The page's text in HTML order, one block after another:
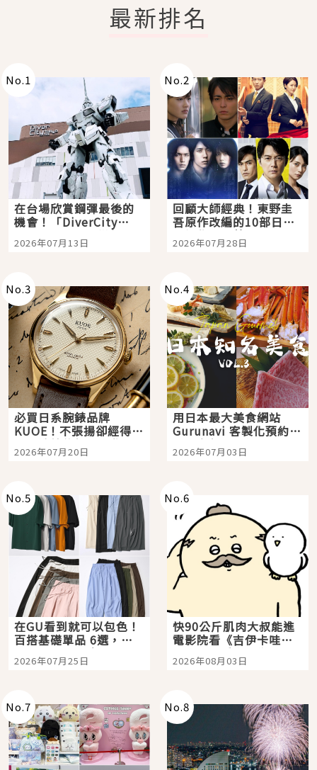
最新排名
No.1
在台場欣賞鋼彈最後的
機會！「DiverCity
Tokyo Plaza」搭船、
購物、美食及夜景，一
2026年07月13日
No.2
回顧大師經典！東野圭
吾原作改編的10部日本
影視作品推薦
2026年07月28日
No.3
必買日系腕錶品牌
KUOE！不張揚卻經得起
時間洗鍊的經典之作五
選
2026年07月20日
No.4
用日本最大美食網站
Gurunavi 客製化預約九
大都市餐廳，打造專屬
美食體驗！
2026年07月03日
No.5
在GU看到就可以包色！
百搭基礎單品 6選，閉
眼全收也不心疼
2026年07月25日
No.6
快90公斤肌肉大叔能進
電影院看《吉伊卡哇》
嗎？日本重金屬樂團
「打首」會長與nagano
2026年08月03日
No.7 No.8